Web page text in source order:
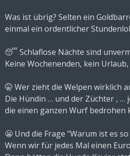
Was ist übrig? Selten ein
einmal ein ordentlicher
😴 Schlaflose Nächte sind
Keine Wochenenden, kein
🤫 Wer zieht die Welpen wirklich
Die Hündin … und der Züchter , …
die einen ganzen Wurf bedrohen
😬 Und die Frage "Warum ist es so
Wenn wir für jedes Mal einen